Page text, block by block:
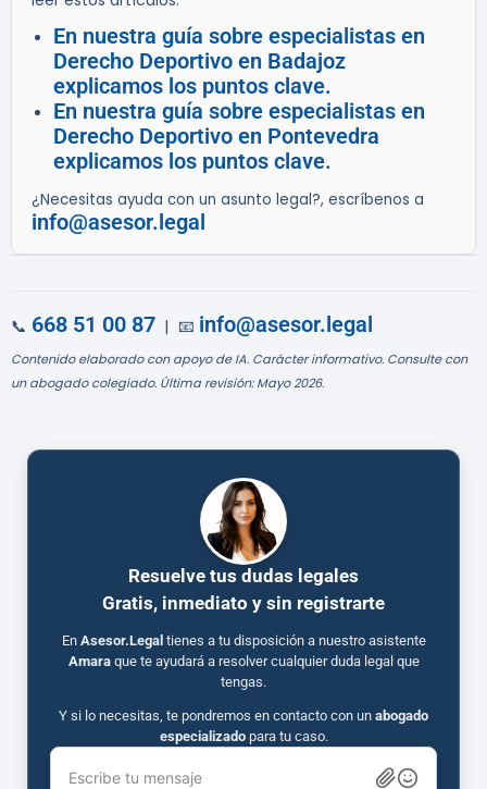
En nuestra guía sobre especialistas en
Derecho Deportivo en Badajoz
explicamos los puntos clave.
En nuestra guía sobre especialistas en
Derecho Deportivo en Pontevedra
explicamos los puntos clave.
¿Necesitas ayuda con un asunto legal?, escríbenos a
info@asesor.legal
📞 668 51 00 87 | 📧 info@asesor.legal
Contenido elaborado con apoyo de IA. Carácter informativo. Consulte con
un abogado colegiado. Última revisión: Mayo 2026.
Resuelve tus dudas legales
Gratis, inmediato y sin registrarte
En Asesor.Legal tienes a tu disposición a nuestro asistente
Amaraque te ayudará a resolver cualquier duda legal que
tengas.
Y si lo necesitas, te pondremos en contacto con un abogado
especializadopara tu caso.
Escribe tu mensaje